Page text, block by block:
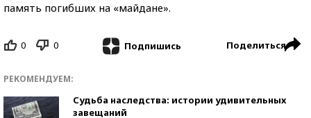
память погибших на «майдане».
0 0 Подпишись Поделиться
РЕКОМЕНДУЕМ:
Судьба наследства: истории удивительных
завещаний